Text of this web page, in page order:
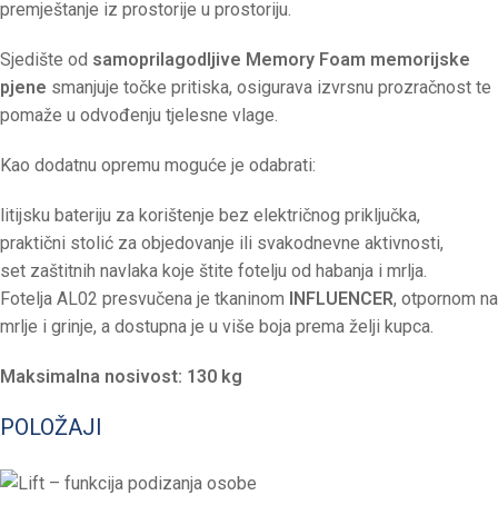
premještanje iz prostorije u prostoriju.
Sjedište od samoprilagodljive Memory Foam memorijske
pjene smanjuje točke pritiska, osigurava izvrsnu prozračnost te
pomaže u odvođenju tjelesne vlage.
Kao dodatnu opremu moguće je odabrati:
litijsku bateriju za korištenje bez električnog priključka,
praktični stolić za objedovanje ili svakodnevne aktivnosti,
set zaštitnih navlaka koje štite fotelju od habanja i mrlja.
Fotelja AL02 presvučena je tkaninom
INFLUENCER, otpornom na
mrlje i grinje, a dostupna je u više boja prema želji kupca.
Maksimalna nosivost: 130 kg
POLOŽAJI